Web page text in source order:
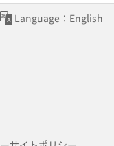
Language：English